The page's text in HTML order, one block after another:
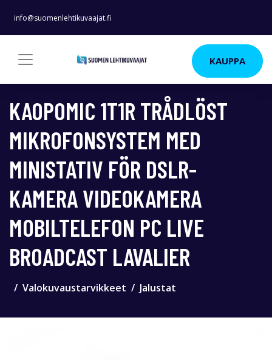
info@suomenlehtikuvaajat.fi
KAUPPA
KAOPOMIC 1T1R TRÅDLÖST
MIKROFONSYSTEM MED
MINISTATIV FÖR DSLR-
KAMERA VIDEOKAMERA
MOBILTELEFON PC LIVE
BROADCAST LAVALIER
Valokuvaustarvikkeet Jalustat